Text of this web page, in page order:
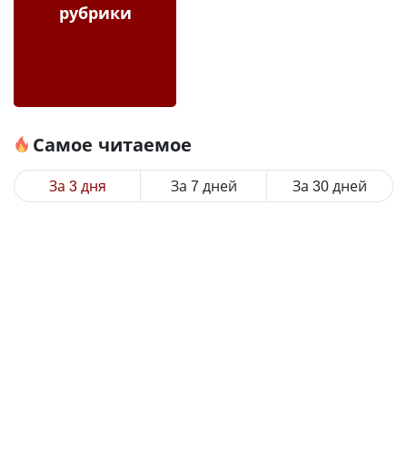
рубрики
Самое читаемое
За 3 дня За 7 дней За 30 дней